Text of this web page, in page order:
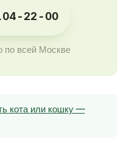
22-00
по всей Москве
кота или кошку —